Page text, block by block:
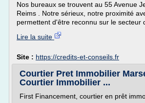
Nos bureaux se trouvent au 55 Avenue
Reims . Notre sérieux, notre proximité
permettent d'être reconnu sur le secteur
Lire la suite
Site : https://credits-et-conseils.fr
Courtier Pret Immobilier
Courtier Immobilier ...
First Financement, courtier en prêt